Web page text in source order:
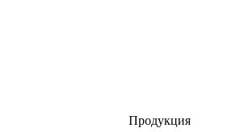
Продукция